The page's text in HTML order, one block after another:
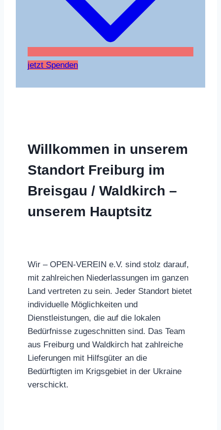
jetzt Spenden
Willkommen in unserem
Standort Freiburg im
Breisgau / Waldkirch –
unserem Hauptsitz
Wir – OPEN-VEREIN e.V. sind stolz darauf,
mit zahlreichen Niederlassungen im ganzen
Land vertreten zu sein. Jeder Standort bietet
individuelle Möglichkeiten und
Dienstleistungen, die auf die lokalen
Bedürfnisse zugeschnitten sind. Das Team
aus Freiburg und Waldkirch hat zahlreiche
Lieferungen mit Hilfsgüter an die
Bedürftigten im Krigsgebiet in der Ukraine
verschickt.